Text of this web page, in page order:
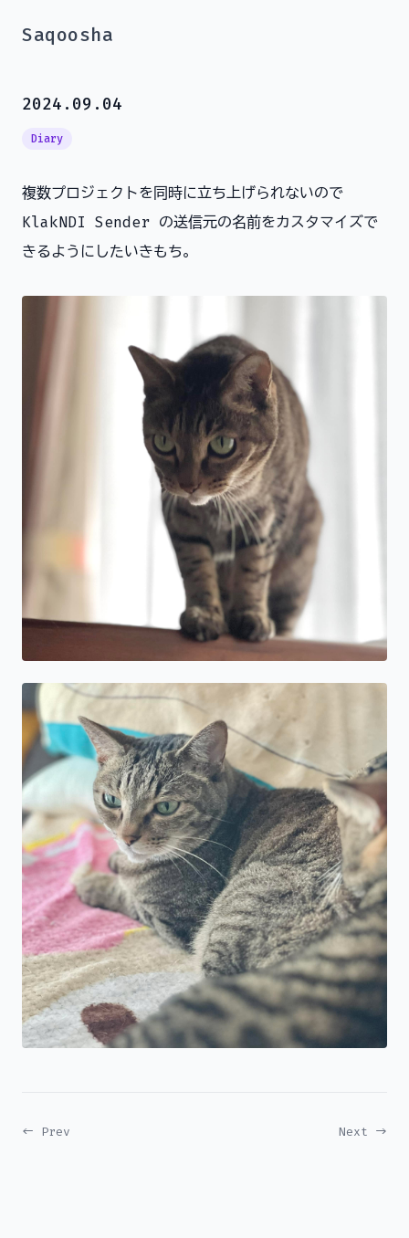
Saqoosha
2024.09.04
Diary
複数プロジェクトを同時に立ち上げられないので
KlakNDI Sender の送信元の名前をカスタマイズで
きるようにしたいきもち。
← Prev Next →